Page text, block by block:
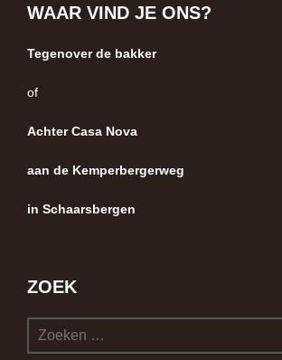
WAAR VIND JE ONS?
Tegenover de bakker
of
Achter Casa Nova
aan de Kemperbergerweg
in Schaarsbergen
ZOEK
Zoek